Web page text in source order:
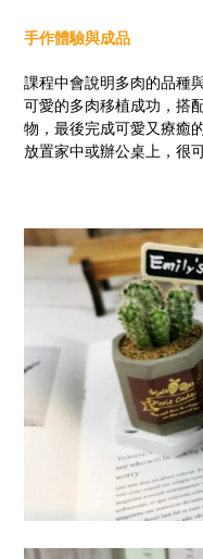
手作體驗與成品
課程中會說明多肉的品種
可愛的多肉移植成功，搭
物，最後完成可愛又療癒
放置家中或辦公桌上，很